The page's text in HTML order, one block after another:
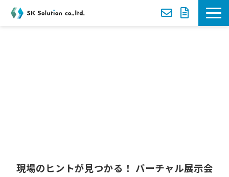
現場のヒントが見つかる！ バーチャル展示会